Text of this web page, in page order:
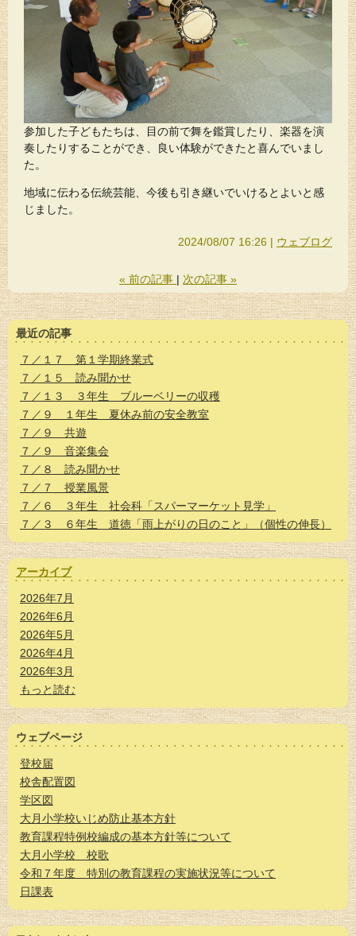
参加した子どもたちは、目の前で舞を鑑賞したり、楽器を演
奏したりすることができ、良い体験ができたと喜んでいまし
た。
地域に伝わる伝統芸能、今後も引き継いでいけるとよいと感
じました。
2024/08/07 16:26 ウェブログ
« 前の記事 次の記事 »
最近の記事
７／１７ 第１学期終業式
７／１５ 読み聞かせ
７／１３ ３年生 ブルーベリーの収穫
７／９ １年生 夏休み前の安全教室
７／９ 共遊
７／９ 音楽集会
７／８ 読み聞かせ
７／７ 授業風景
７／６ ３年生 社会科「スパーマーケット見学」
７／３ ６年生 道徳「雨上がりの日のこと」（個性の伸長）
アーカイブ
2026年7月
2026年6月
2026年5月
2026年4月
2026年3月
もっと読む
ウェブページ
登校届
校舎配置図
学区図
大月小学校いじめ防止基本方針
教育課程特例校編成の基本方針等について
大月小学校 校歌
令和７年度 特別の教育課程の実施状況等について
日課表